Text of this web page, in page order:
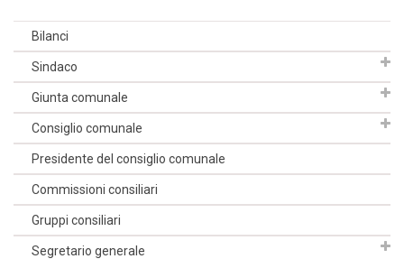
Bilanci
Sindaco
Giunta comunale
Consiglio comunale
Presidente del consiglio comunale
Commissioni consiliari
Gruppi consiliari
Segretario generale